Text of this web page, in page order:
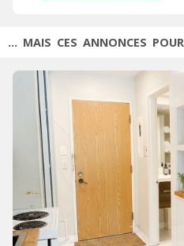
... MAIS CES ANNONCES